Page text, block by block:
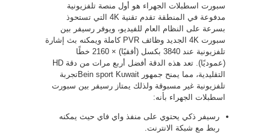
سبورت اسطبلات الجهراء هو أول منصة تلفزيونية
مدفوعة في المنطقة تقدم تقنية 4K التي تستحوذ
بسرعة على النظام العام للفيديو، ويوفر رسيفر بين
سبورت 4K الجديد وظائف PVR كاملة ويمكنه بث إشارة
تلفزيونية عند 3840 بكسل (أفقيًا) × 2160 خطًا
(عموديًا). تعد هذه الدقة أفضل أربع مرات من دقة HD
التقليدية، مما يمنح جمهور Bein sport Kuwaitتجربة
تلفزيونية غير مسبوقة ولذلك يمتاز رسيفر بين سبورت
اسطبلات الجهراء بأنه:
رسيفر ذكي يحتوي على منفذ واي فاي حيث يمكنه
ربط مع شبكة الانترنت.